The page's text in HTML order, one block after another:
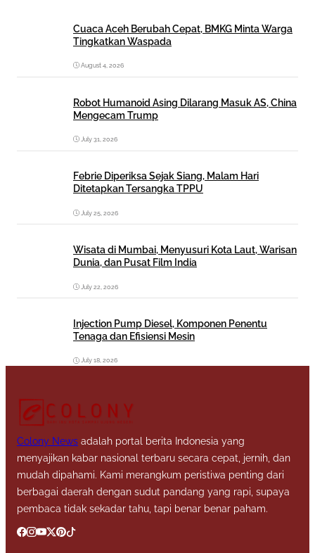
Cuaca Aceh Berubah Cepat, BMKG Minta Warga
Tingkatkan Waspada
August 4, 2026
Robot Humanoid Asing Dilarang Masuk AS, China
Mengecam Trump
July 31, 2026
Febrie Diperiksa Sejak Siang, Malam Hari
Ditetapkan Tersangka TPPU
July 25, 2026
Wisata di Mumbai, Menyusuri Kota Laut, Warisan
Dunia, dan Pusat Film India
July 22, 2026
Injection Pump Diesel, Komponen Penentu
Tenaga dan Efisiensi Mesin
July 18, 2026
Colony News adalah portal berita Indonesia yang
menyajikan kabar nasional terbaru secara cepat, jernih, dan
mudah dipahami. Kami merangkum peristiwa penting dari
berbagai daerah dengan sudut pandang yang rapi, supaya
pembaca tidak sekadar tahu, tapi benar benar paham.